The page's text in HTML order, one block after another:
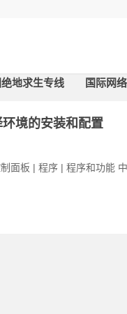
地求生专线 国际网
境的安装和配置
面板 | 程序 | 程序和功能